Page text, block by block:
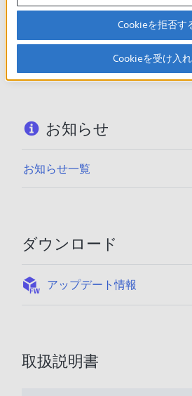
製品に関する重要
重要なお知らせ一覧
お知らせ
お知らせ一覧
ダウンロード
アップデート情報
取扱説明書
Cookieを拒否す
Cookieを受け入